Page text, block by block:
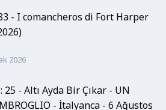
- I comancheros di Fort Harper
2026
25 - Altı Ayda Bir Çıkar - UN
- İtalyanca - 6 Ağustos